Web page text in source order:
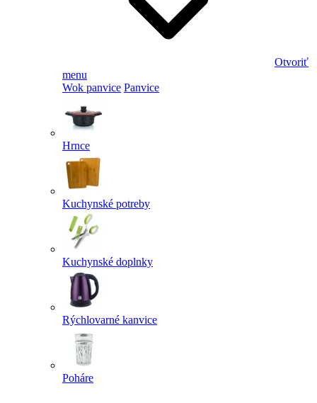
Otvoriť
menu
Wok panvice Panvice
Hrnce
Kuchynské potreby
Kuchynské doplnky
Rýchlovarné kanvice
Poháre